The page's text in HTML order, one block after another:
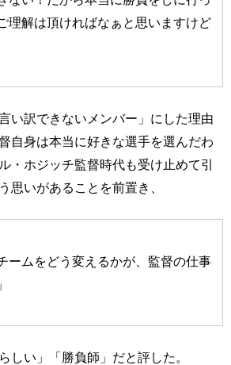
理解は頂ければなぁと思いますけど
い訳できないメンバー」にした理由
自身は本当に好きな選手を選んだわ
・ホジッチ監督時代も受け止めて引
思いがあることを前置き、
ームをどう変えるかが、監督の仕事
しい」「勝負師」だと評した。